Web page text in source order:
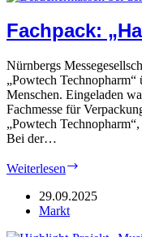
Fachpack:
Nürnbergs
„Powtech
Menschen. Eingeladen
Fachmesse für
„Powtech
Bei der…
Weiterlesen
on“-
29.09.2025
Markt